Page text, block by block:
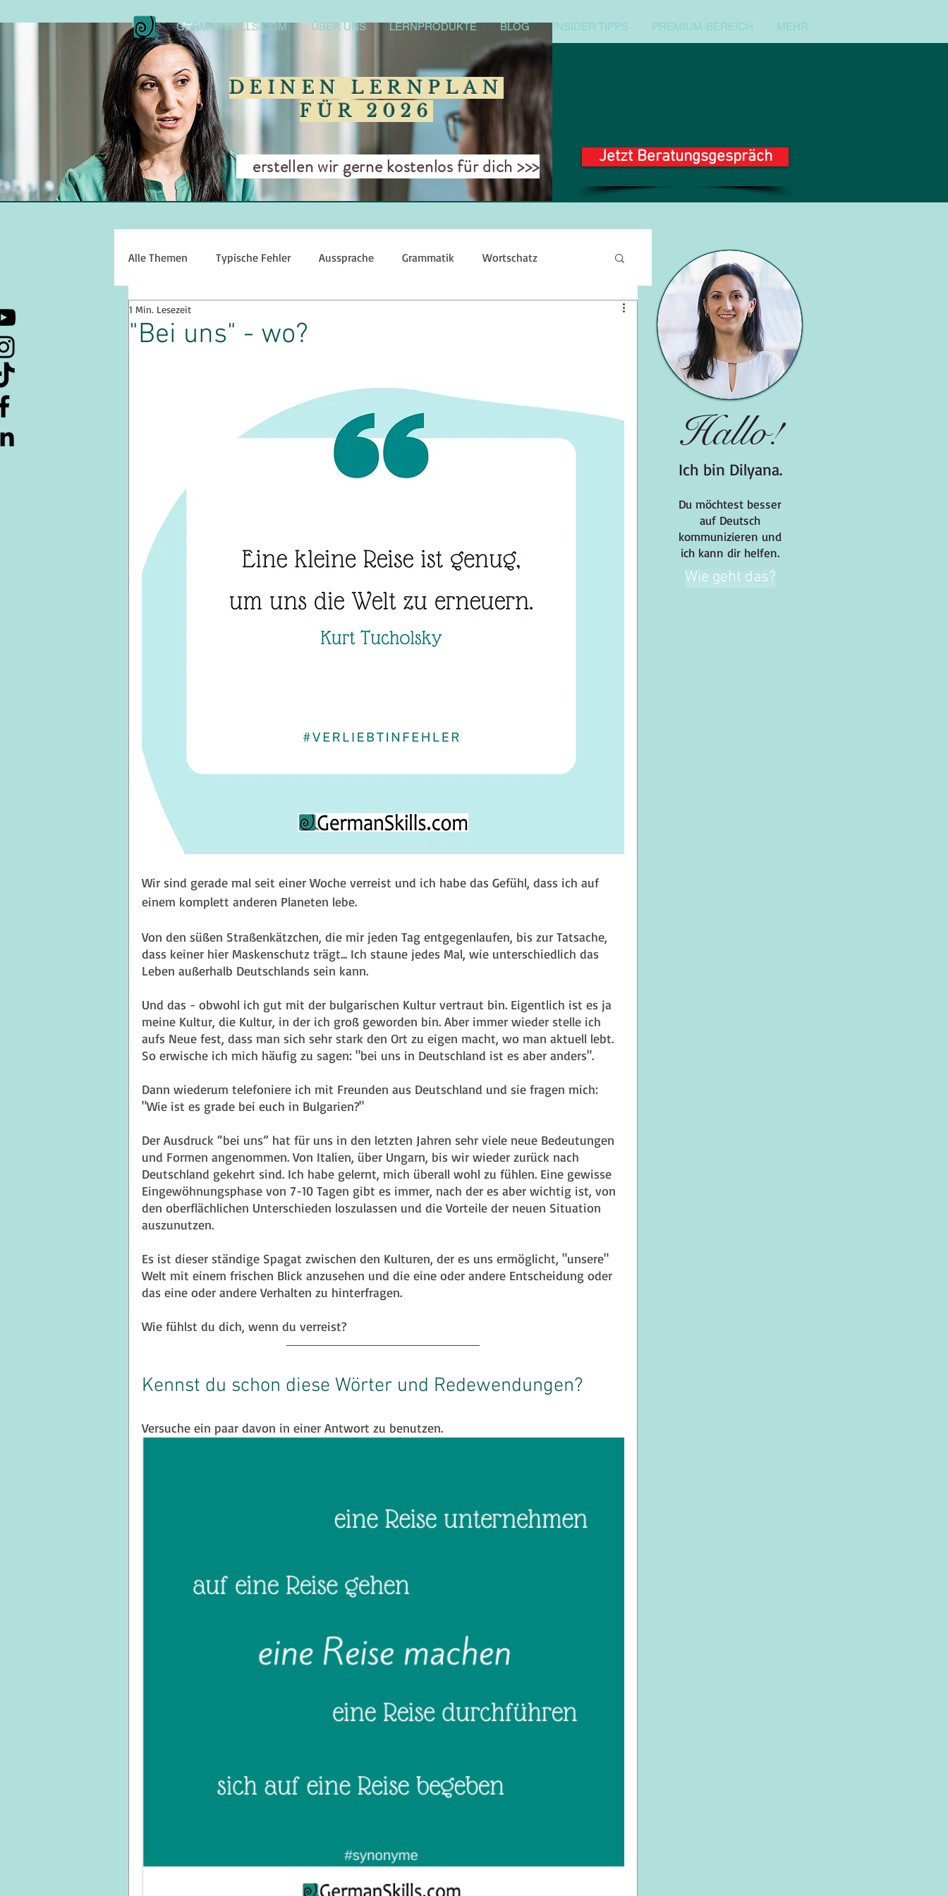
GERMANSKILLS.COM ÜBER UNS LERNPRODUKTE BLOG INSIDER TIPPS PREMIUM-BEREICH MEHR
erstellen wir gerne kostenlos für dich >>>
DEINEN LERNPLAN
FÜR 2026
Jetzt Beratungsgespräch
Alle Themen Typische Fehler Aussprache Grammatik Wortschatz
Sprechen
Kaffeepause Lehrerzone Jobsuche
"Bei uns" - wo?
1 Min. Lesezeit
Wir sind gerade mal seit einer Woche verreist und ich habe das Gefühl, dass ich auf
einem komplett anderen Planeten lebe.⁠
Von den süßen Straßenkätzchen, die mir jeden Tag entgegenlaufen, bis zur Tatsache,
dass keiner hier Maskenschutz trägt... Ich staune jedes Mal, wie unterschiedlich das
Leben außerhalb Deutschlands sein kann. ⁠
Und das - obwohl ich gut mit der bulgarischen Kultur vertraut bin. Eigentlich ist es ja
meine Kultur, die Kultur, in der ich groß geworden bin. Aber immer wieder stelle ich
aufs Neue fest, dass man sich sehr stark den Ort zu eigen macht, wo man aktuell lebt.
So erwische ich mich häufig zu sagen: "bei uns in Deutschland ist es aber anders". ⁠
Dann wiederum telefoniere ich mit Freunden aus Deutschland und sie fragen mich:
"Wie ist es grade bei euch in Bulgarien?"⁠
Der Ausdruck “bei uns” hat für uns in den letzten Jahren sehr viele neue Bedeutungen
und Formen angenommen. Von Italien, über Ungarn, bis wir wieder zurück nach
Deutschland gekehrt sind. Ich habe gelernt, mich überall wohl zu fühlen. Eine gewisse
Eingewöhnungsphase von 7-10 Tagen gibt es immer, nach der es aber wichtig ist, von
den oberflächlichen Unterschieden loszulassen und die Vorteile der neuen Situation
auszunutzen.
Es ist dieser ständige Spagat zwischen den Kulturen, der es uns ermöglicht, "unsere"
Welt mit einem frischen Blick anzusehen und die eine oder andere Entscheidung oder
das eine oder andere Verhalten zu hinterfragen.⁠
Wie fühlst du dich, wenn du verreist?⁠
Kennst du schon diese Wörter und Redewendungen?
Versuche ein paar davon in einer Antwort zu benutzen.
Hallo!
Ich bin Dilyana.
Du möchtest besser
auf Deutsch
kommunizieren und
ich kann dir helfen.
Wie geht das?